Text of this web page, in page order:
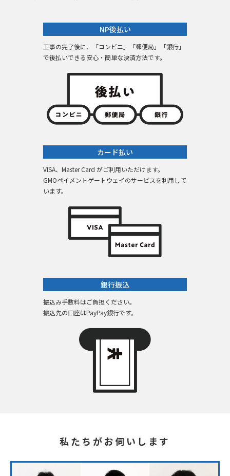
NP後払い
工事の完了後に、「コンビニ」「郵便局」「銀行」
で後払いできる安心・簡単な決済方法です。
カード払い
VISA、Master Card がご利用いただけます。
GMOペイメントゲートウェイのサービスを利用して
います。
銀行振込
振込み手数料はご負担ください。
振込先の口座はPayPay銀行です。
私たちがお伺いします